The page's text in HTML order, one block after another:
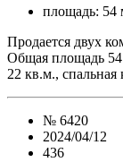
площадь: 54
Продается двух
Общая площадь 54
22 кв.м., спальная
№ 6420
2024/04/12
436